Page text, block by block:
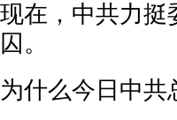
现在，中共力挺
囚。
为什么今日中共